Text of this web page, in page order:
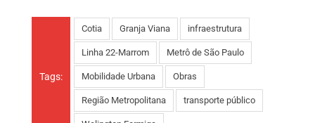
Tags:
Cotia Granja Viana infraestrutura
Linha 22-Marrom Metrô de São Paulo
Mobilidade Urbana Obras
Região Metropolitana transporte público